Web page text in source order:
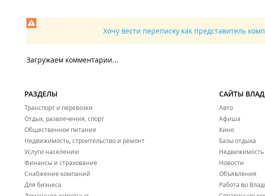
Хочу вести переписку как представитель
Загружаем комментарии...
РАЗДЕЛЫ
Транспорт и перевозки
Отдых, развлечения, спорт
Общественное питание
Недвижимость, строительство и ремонт
Услуги населению
Финансы и страхование
Снабжение компаний
Для бизнеса
САЙТЫ
Авто
Афиша
Кино
Базы отдыха
Недвижимость
Новости
Объявления
Работа во